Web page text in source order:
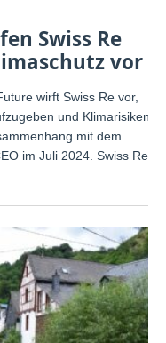
Swiss Re
vor
wirft Swiss Re vor,
und Klimarisiken
mit dem
im Juli 2024. Swiss Re